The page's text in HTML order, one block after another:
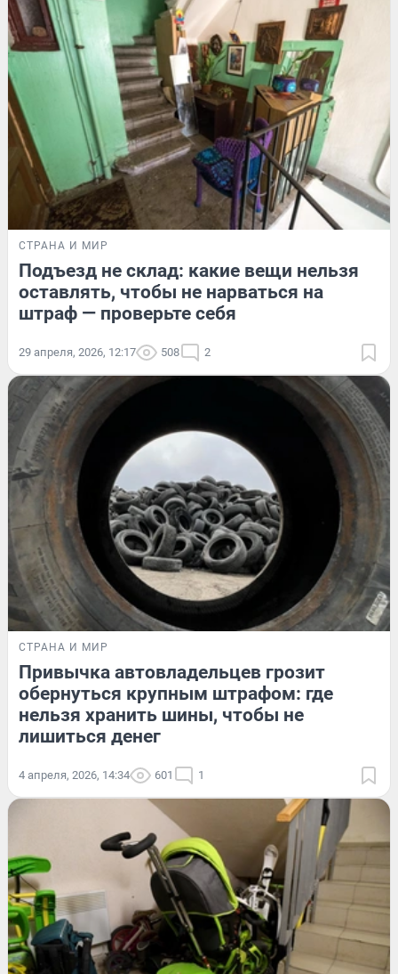
СТРАНА И МИР
Подъезд не склад: какие вещи нельзя
оставлять, чтобы не нарваться на
штраф — проверьте себя
29 апреля, 2026, 12:17 508 2
СТРАНА И МИР
Привычка автовладельцев грозит
обернуться крупным штрафом: где
нельзя хранить шины, чтобы не
лишиться денег
4 апреля, 2026, 14:34 601 1